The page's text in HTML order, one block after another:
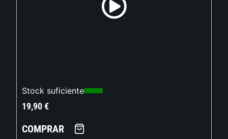
Stock suficiente
19,90€
COMPRAR